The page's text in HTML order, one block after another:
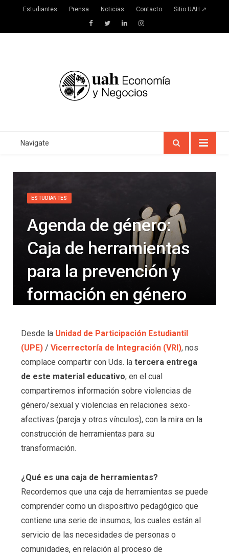
Estudiantes Prensa Noticias Contacto Sitio UAH ↗
FacebookTwitterLinkedInInstagram
Navigate
ESTUDIANTES
Agenda de género:
Caja de herramientas
para la prevención y
formación en género
Desde la Unidad de Participación Estudiantil
(UPE)/ Vicerrectoría de Integración (VRI), nos
complace compartir con Uds. la tercera entrega
de este material educativo, en el cual
compartiremos información sobre violencias de
género/sexual y violencias en relaciones sexo-
afectivas (pareja y otros vínculos), con la mira en la
construcción de herramientas para su
transformación.
¿Qué es una caja de herramientas?
Recordemos que una caja de herramientas se puede
comprender como un dispositivo pedagógico que
contiene una serie de insumos, los cuales están al
servicio de las necesidades de personas o
comunidades, en relación al proceso de